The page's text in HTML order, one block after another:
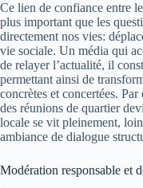
Ce lien de confiance entre
plus important que les
directement nos vies:
vie sociale. Un média qui
de relayer l’actualité, il
permettant ainsi de
concrètes et concertées.
des réunions de quartier
locale se vit pleinement,
ambiance de dialogue
Modération responsable et